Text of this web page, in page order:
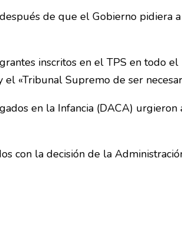
de que el Gobierno pidiera
inscritos en el TPS en todo el
«Tribunal Supremo de ser
en la Infancia (DACA) urgieron
con la decisión de la